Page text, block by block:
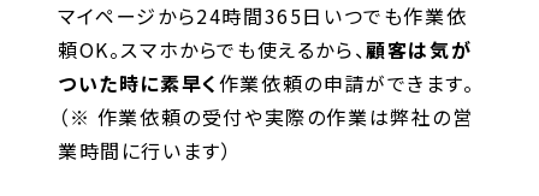
マイページから24時間365日いつでも作業依
頼OK。スマホからでも使えるから、顧客は気が
ついた時に素早く作業依頼の申請ができます。
（※ 作業依頼の受付や実際の作業は弊社の営
業時間に行います）